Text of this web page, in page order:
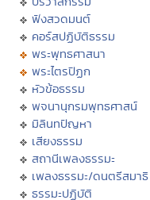
ฟังสวดมนต์
คอร์สปฏิบัติธรรม
พระพุทธศาสนา
พระไตรปิฏก
หัวข้อธรรม
พจนานุกรมพุทธศาสน์
มิลินทปัญหา
เสียงธรรม
สถานีเพลงธรรมะ
เพลงธรรมะ/ดนตรีสมาธิ
ธรรมะปฏิบัติ